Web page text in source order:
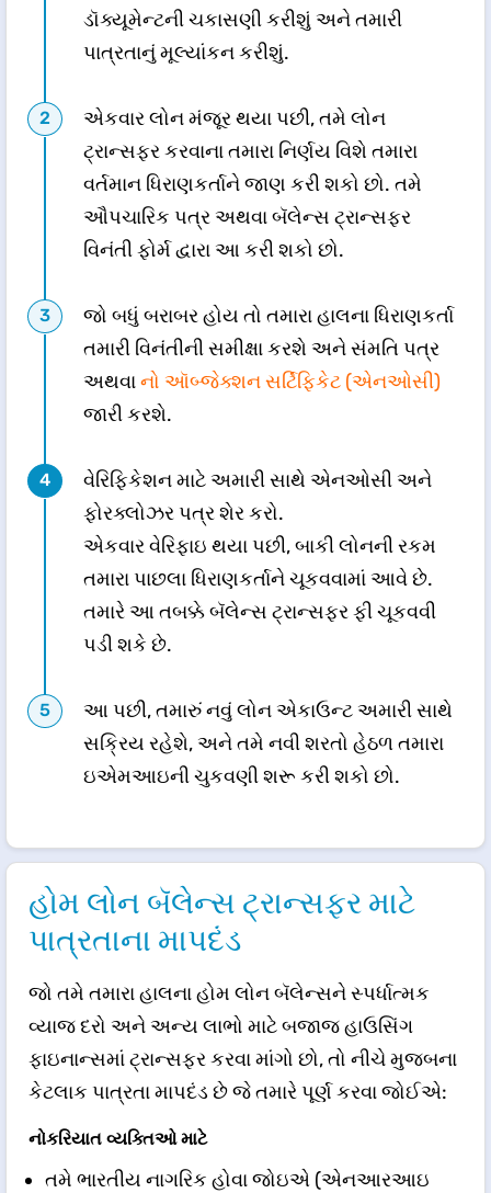
ડૉક્યૂમેન્ટની ચકાસણી કરીશું અને તમારી
પાત્રતાનું મૂલ્યાંકન કરીશું.
એકવાર લોન મંજૂર થયા પછી, તમે લોન
ટ્રાન્સફર કરવાના તમારા નિર્ણય વિશે તમારા
વર્તમાન ધિરાણકર્તાને જાણ કરી શકો છો. તમે
ઔપચારિક પત્ર અથવા બૅલેન્સ ટ્રાન્સફર
વિનંતી ફોર્મ દ્વારા આ કરી શકો છો.
જો બધું બરાબર હોય તો તમારા હાલના ધિરાણકર્તા
તમારી વિનંતીની સમીક્ષા કરશે અને સંમતિ પત્ર
અથવાનો ઑબ્જેક્શન સર્ટિફિકેટ (એનઓસી)
જારી કરશે.
વેરિફિકેશન માટે અમારી સાથે એનઓસી અને
ફોરક્લોઝર પત્ર શેર કરો.
એકવાર વેરિફાઇ થયા પછી, બાકી લોનની રકમ
તમારા પાછલા ધિરાણકર્તાને ચૂકવવામાં આવે છે.
તમારે આ તબક્કે બૅલેન્સ ટ્રાન્સફર ફી ચૂકવવી
પડી શકે છે.
આ પછી, તમારું નવું લોન એકાઉન્ટ અમારી સાથે
સક્રિય રહેશે, અને તમે નવી શરતો હેઠળ તમારા
ઇએમઆઇની ચુકવણી શરૂ કરી શકો છો.
હોમ લોન બૅલેન્સ ટ્રાન્સફર માટે
પાત્રતાના માપદંડ
જો તમે તમારા હાલના હોમ લોન બૅલેન્સને સ્પર્ધાત્મક
વ્યાજ દરો અને અન્ય લાભો માટે બજાજ હાઉસિંગ
ફાઇનાન્સમાં ટ્રાન્સફર કરવા માંગો છો, તો નીચે મુજબના
કેટલાક પાત્રતા માપદંડ છે જે તમારે પૂર્ણ કરવા જોઈએ:
નોકરિયાત વ્યક્તિઓ માટે
તમે ભારતીય નાગરિક હોવા જોઇએ (એનઆરઆઇ